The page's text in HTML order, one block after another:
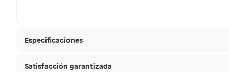
Especificaciones
Material de la plantilla
Satisfacción garantizada